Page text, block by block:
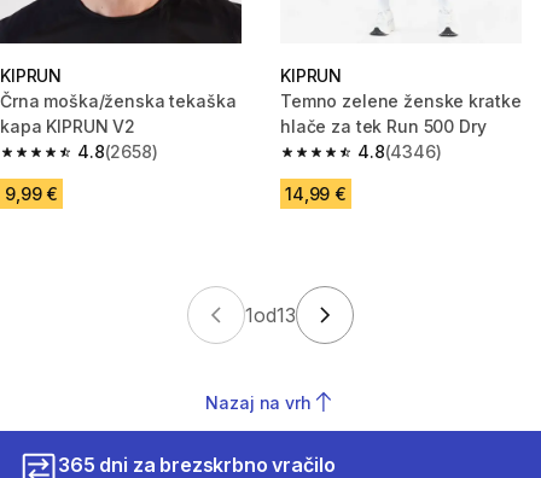
KIPRUN
Črna moška/ženska tekaška
kapa KIPRUN V2
4.8
4.8 od 5 zvezdic from 2658 ocene
(2658)
9,99 €
KIPRUN
Temno zelene ženske kratke
hlače za tek Run 500 Dry
4.8
4.8 od 5 zvezdic from 4346
(4346)
14,99 €
1od13
Nazaj na vrh
365 dni za brezskrbno vračilo